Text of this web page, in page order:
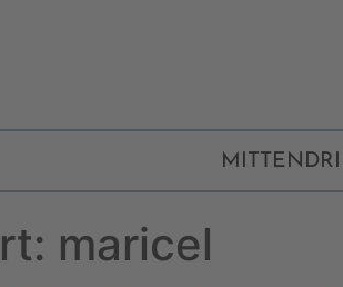
maricel